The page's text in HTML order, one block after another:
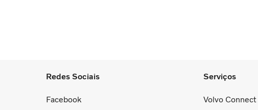
Redes Sociais
Facebook
Serviços
Volvo Connect